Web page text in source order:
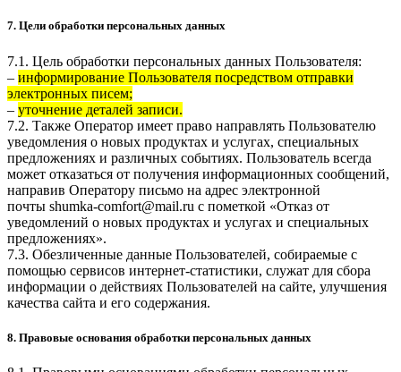
7. Цели обработки персональных данных
7.1. Цель обработки персональных данных Пользователя:
– информирование Пользователя посредством отправки
электронных писем;
– уточнение деталей записи.
7.2. Также Оператор имеет право направлять Пользователю
уведомления о новых продуктах и услугах, специальных
предложениях и различных событиях. Пользователь всегда
может отказаться от получения информационных сообщений,
направив Оператору письмо на адрес электронной
почты shumka-comfort@mail.ru с пометкой «Отказ от
уведомлений о новых продуктах и услугах и специальных
предложениях».
7.3. Обезличенные данные Пользователей, собираемые с
помощью сервисов интернет-статистики, служат для сбора
информации о действиях Пользователей на сайте, улучшения
качества сайта и его содержания.
8. Правовые основания обработки персональных данных